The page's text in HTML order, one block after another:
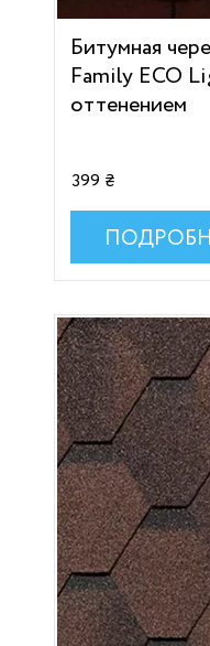
Битумная
Family ECO
оттенением
399 ₴